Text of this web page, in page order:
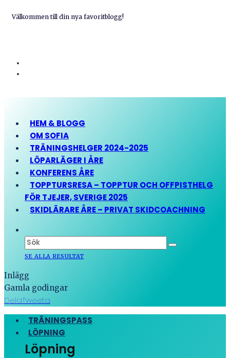
Välkommen till din nya favoritblogg!
HEM & BLOGG
OM SOFIA
TRÄNINGSHELGER 2024-2025
LÖPARLÄGER I ÅRE
KONFERENS ÅRE
TOPPTURSRESA – TOPPTUR OCH OFFPISTHELG
FÖR TJEJER, SVERIGE 2025
SKIDLÄRARE ÅRE – PRIVAT SKIDCOACHNING
SE ALLA RESULTAT
Inlägg
Gamla godingar
DelaTweeta
TRÄNINGSPASS
LÖPNING
Löpning